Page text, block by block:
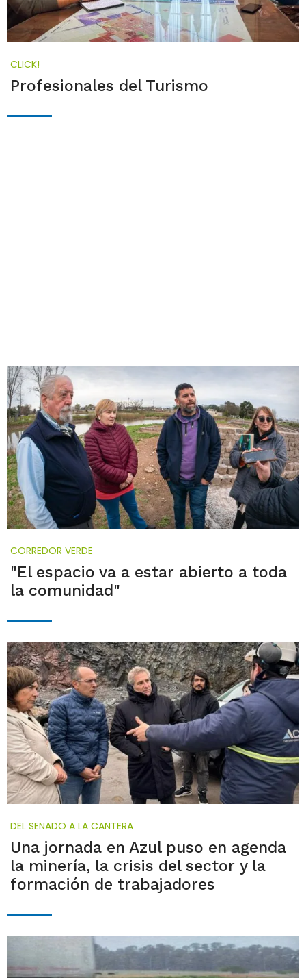
CLICK!
Profesionales del Turismo
CORREDOR VERDE
"El espacio va a estar abierto a toda
la comunidad"
DEL SENADO A LA CANTERA
Una jornada en Azul puso en agenda
la minería, la crisis del sector y la
formación de trabajadores